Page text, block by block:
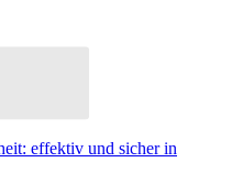
effektiv und sicher in